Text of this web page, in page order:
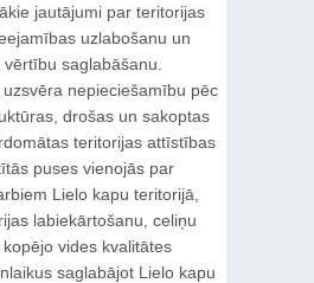
jautājumi par teritorijas
uzlabošanu un
saglabāšanu.
nepieciešamību pēc
drošas un sakoptas
teritorijas attīstības
puses vienojās par
Lielo kapu teritorijā,
labiekārtošanu, celiņu
vides kvalitātes
saglabājot Lielo kapu